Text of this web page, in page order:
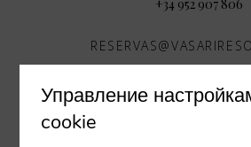
+34 952 907 806
Управление
cookie